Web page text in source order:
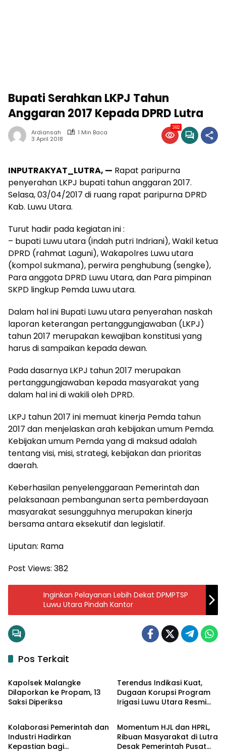
Bupati Serahkan LKPJ Tahun
Anggaran 2017 Kepada DPRD Lutra
Ardiansah
1 Min Baca
3 April 2018
382
INPUTRAKYAT_LUTRA, — Rapat paripurna
penyerahan LKPJ bupati tahun anggaran 2017.
Selasa, 03/04/2017 di ruang rapat paripurna DPRD
Kab. Luwu Utara.
Turut hadir pada kegiatan ini :
– bupati Luwu utara (indah putri Indriani), Wakil ketua
DPRD (rahmat Laguni), Wakapolres Luwu utara
(kompol sukmana), perwira penghubung (sengke),
Para anggota DPRD Luwu Utara, dan Para pimpinan
SKPD lingkup Pemda Luwu utara.
Dalam hal ini Bupati Luwu utara penyerahan naskah
laporan keterangan pertanggungjawaban (LKPJ)
tahun 2017 merupakan kewajiban konstitusi yang
harus di sampaikan kepada dewan.
Pada dasarnya LKPJ tahun 2017 merupakan
pertanggungjawaban kepada masyarakat yang
dalam hal ini di wakili oleh DPRD.
LKPJ tahun 2017 ini memuat kinerja Pemda tahun
2017 dan menjelaskan arah kebijakan umum Pemda.
Kebijakan umum Pemda yang di maksud adalah
tentang visi, misi, strategi, kebijakan dan prioritas
daerah.
Keberhasilan penyelenggaraan Pemerintah dan
pelaksanaan pembangunan serta pemberdayaan
masyarakat sesungguhnya merupakan kinerja
bersama antara eksekutif dan legislatif.
Liputan: Rama
Post Views: 382
Inginkan Pelayanan Lebih Dekat DPMPTSP
Luwu Utara Pindah Kantor
Pos Terkait
Input Lutra
Kapolsek Malangke
Dilaporkan ke Propam, 13
Saksi Diperiksa
Terendus Indikasi Kuat,
Dugaan Korupsi Program
Irigasi Luwu Utara Resmi
Input Lutim
Kolaborasi Pemerintah dan
Industri Hadirkan
Kepastian bagi
Input Lutra
Momentum HJL dan HPRL,
Ribuan Masyarakat di Lutra
Desak Pemerintah Pusat
Input Lutim Input Lutra